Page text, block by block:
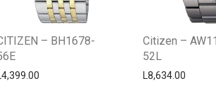
– BH1678-
4,399.00
Citizen –
52L
L8,634.00
Typically replies within a